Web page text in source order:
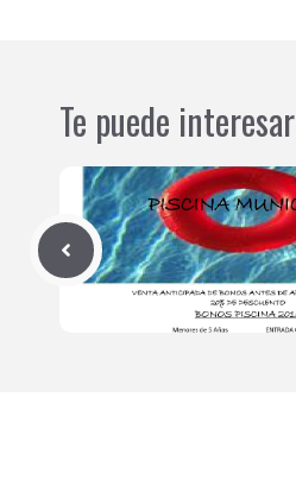
Te puede interesar